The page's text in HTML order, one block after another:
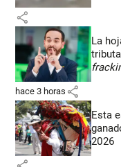
share
La
hace 3 horas share
Esta
2026